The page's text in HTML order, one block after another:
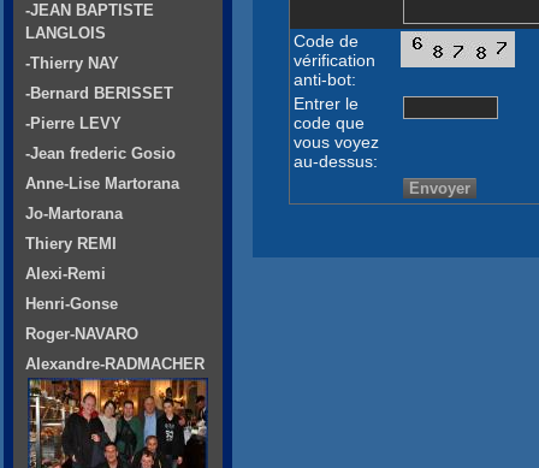
Code de
vérification
anti-bot:
Entrer le
code que
vous voyez
au-dessus:
-JEAN BAPTISTE
LANGLOIS
-Thierry NAY
-Bernard BERISSET
-Pierre LEVY
-Jean frederic Gosio
Anne-Lise Martorana
Jo-Martorana
Thiery REMI
Alexi-Remi
Henri-Gonse
Roger-NAVARO
Alexandre-RADMACHER